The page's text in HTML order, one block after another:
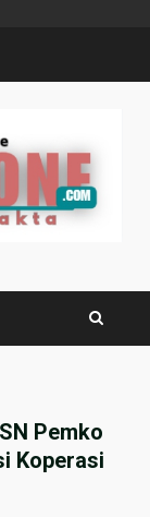
Pemko
Koperasi